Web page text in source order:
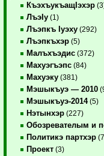
КъэхъукъащIэхэр
ЛъэIу (1)
Лъэпкъ Iуэху (292)
Лъэпкъхэр (5)
Малъхъэдис (372)
Махуэгъэпс (84)
Махуэку (381)
Мэшыкъуэ — 2010
Мэшыкъуэ-2014(5)
Нэтынхэр (227)
Обозревателым и
Политикэ партхэр
Проект (3)